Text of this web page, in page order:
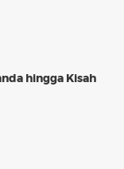
hingga Kisah